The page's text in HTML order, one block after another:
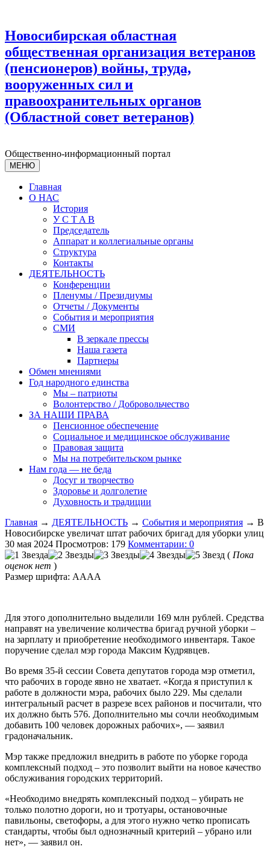
Новосибирская областная
общественная организация ветеранов
(пенсионеров) войны, труда,
вооруженных сил и
правоохранительных органов
(Областной совет ветеранов)
Общественно-информационный портал
МЕНЮ
Главная
О НАС
История
У С T A B
Председатель
Аппарат и коллегиальные органы
Структура
Контакты
ДЕЯТЕЛЬНОСТЬ
Конференции
Пленумы / Президиумы
Отчеты / Документы
События и мероприятия
СМИ
В зеркале прессы
Наша газета
Партнеры
Обмен мнениями
Год народного единства
Мы – патриоты
Волонтерство / Добровольчество
ЗА НАШИ ПРАВА
Пенсионное обеспечение
Социальное и медицинское обслуживание
Правовая защита
Мы на потребительском рынке
Нам года — не беда
Досуг и творчество
Здоровье и долголетие
Духовность и традиции
Главная → ДЕЯТЕЛЬНОСТЬ → События и мероприятия → В
Новосибирске увеличат штат рабочих бригад для уборки улиц
30 мая 2024 Просмотров: 179 Комментарии: 0
( Пока
оценок нет )
Размер шрифта: AAAA
Для этого дополнительно выделили 169 млн рублей. Средства
направят на увеличение количества бригад ручной уборки –
на зарплату и приобретение необходимого инвентаря. Такое
поручение сделал мэр города Максим Кудрявцев.
Во время 35-й сессии Совета депутатов города мэр отметил,
что рабочих в городе явно не хватает. «Когда я приступил к
работе в должности мэра, рабочих было 229. Мы сделали
интегральный расчет в разрезе всех районов и посчитали, что
их должно быть 576. Дополнительно мы сочли необходимым
добавить 100 человек дорожных рабочих», — заявил
градоначальник.
Мэр также предложил внедрить в работе по уборке города
комплексный подход – это позволит выйти на новое качество
обслуживания городских территорий.
«Необходимо внедрять комплексный подход – убирать не
только полотно дороги, но и тротуары, остановочные
павильоны, светофоры, а для этого нужно четко прописать
стандарты, чтобы был однозначный критерий – убрано или
нет», — заявил он.